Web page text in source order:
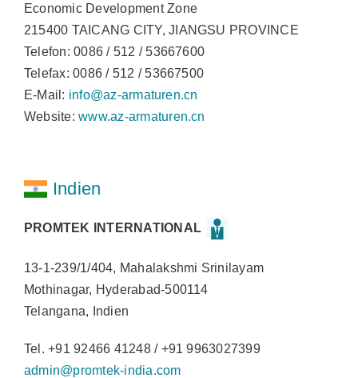
Economic Development Zone
215400 TAICANG CITY, JIANGSU PROVINCE
Telefon: 0086 / 512 / 53667600
Telefax: 0086 / 512 / 53667500
E-Mail: info@az-armaturen.cn
Website:www.az-armaturen.cn
Indien
PROMTEK INTERNATIONAL
13-1-239/1/404, Mahalakshmi Srinilayam
Mothinagar, Hyderabad-500114
Telangana, Indien
Tel. +91 92466 41248 / +91 9963027399
admin@promtek-india.com